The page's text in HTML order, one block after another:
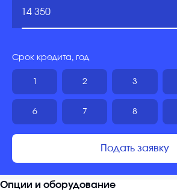
Срок кредита, год
2 3
6 7 8
Подать заявку
Опции и оборудование